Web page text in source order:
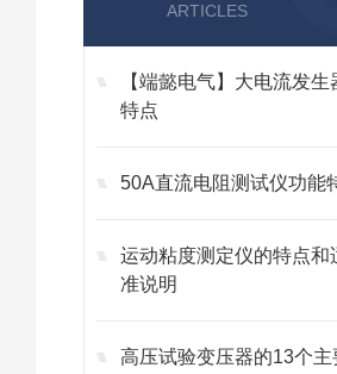
ARTICLES
【端懿电气】大电流发生
特点
50A直流电阻测试仪功能
运动粘度测定仪的特点和
准说明
高压试验变压器的13个主